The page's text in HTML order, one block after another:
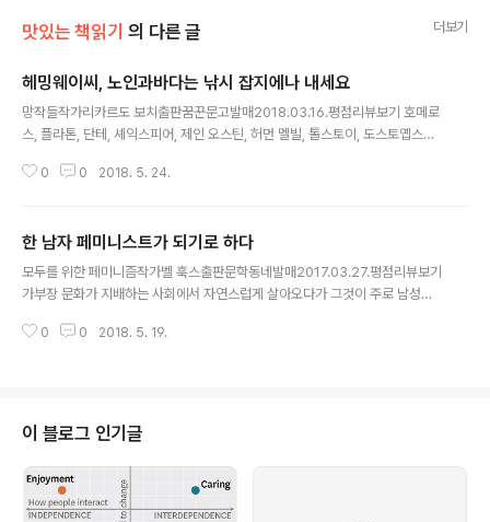
맛있는 책읽기 의 다른 글 더보기
헤밍웨이씨, 노인과바다는 낚시 잡지에나 내세요
망작들작가리카르도 보치출판꿈꾼문고발매2018.03.16.평점리뷰보기 호메로
스, 플라톤, 단테, 셰익스피어, 제인 오스틴, 허먼 멜빌, 톨스토이, 도스토옙스키,
작가들입니다. 이 작가들의 작품이 훌륭한 것은 들어서 알고 있지만 읽으려고
빠지지 않고 거론될 겁니다. 책 좀 읽는다 하는 사람들은 각 작품들의 훌륭함, 작
가와 작품이 세계 문학사에 남긴 의미, 오랜 세월이 흘러도 이 작가들을 읽어야
하는 이유 등을 말하며 추천합니다. 죽기 전엔 이 작가들의 작품들을 읽으면서
0 0 2018. 5. 24.
한 남자 페미니스트가 되기로 하다
모두를 위한 페미니즘작가벨 훅스출판문학동네발매2017.03.27.평점리뷰보기
가부장 문화가 지배하는 사회에서 자연스럽게 살아오다가 그것이 주로 남성에
로 가정, 학교, 직장 등 삶의 현장 곳곳에서 의식하지 못하는 우대를 받아왔다는
과 이야기를 나누다 자연스럽게 흘러나오는 성차별이 스며든 말들에도 불편함
을 느끼기 시작했습니다. 그렇지만 대화하는 그 자리에서 남성 동료들에게 그
말들의 잘못된 점을 언급하기는 쉽지 않..
0 0 2018. 5. 19.
이 블로그 인기글